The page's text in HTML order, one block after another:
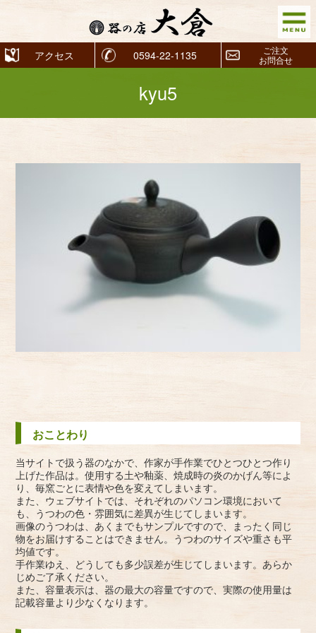
アクセス 0594-22-1135
ご注文
お問合せ
kyu5
おことわり
当サイトで扱う器のなかで、作家が手作業でひとつひとつ作り
上げた作品は。使用する土や釉薬、焼成時の炎のかげん等によ
り、毎窯ごとに表情や色を変えてしまいます。
また、ウェブサイトでは、それぞれのパソコン環境において
も、うつわの色・雰囲気に差異が生じてしまいます。
画像のうつわは、あくまでもサンプルですので、まったく同じ
物をお届けすることはできません。うつわのサイズや重さも平
均値です。
手作業ゆえ、どうしても多少誤差が生じてしまいます。あらか
じめご了承ください。
また、容量表示は、器の最大の容量ですので、実際の使用量は
記載容量より少なくなります。